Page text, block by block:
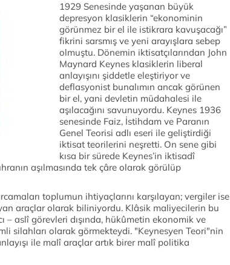
1929 Senesinde yaşanan büyük
depresyon klasiklerin “ekonominin
görünmez bir el ile istikrara kavuşacağı”
fikrini sarsmış ve yeni arayışlara sebep
olmuştu. Dönemin iktisatçılarından John
Maynard Keynes klasiklerin liberal
anlayışını şiddetle eleştiriyor ve
deflasyonist bunalımın ancak görünen
bir el, yani devletin müdahalesi ile
aşılacağını savunuyordu. Keynes 1936
senesinde Faiz, İstihdam ve Paranın
Genel Teorisi adlı eseri ile geliştirdiği
iktisat teorilerini neşretti. On sene gibi
kısa bir sürede Keynes’in iktisadî
aşılmasında tek çâre olarak görülüp
toplumun ihtiyaçlarını karşılayan; vergiler ise
araçlar olarak biliniyordu. Klâsik maliyecilerin bu
– aslî görevleri dışında, hükûmetin ekonomik ve
silahları olarak görmekteydi. "Keynesyen Teori"nin
ile malî araçlar artık birer malî politika